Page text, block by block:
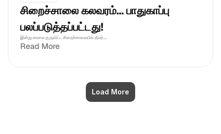
சிறைச்சாலை கலவரம்... பாதுகாப்பு
பலப்படுத்தப்பட்டது!
இன்று காலை குருவிட்ட சிறைச்சாலையில் திடீர்....
Read More
Load More